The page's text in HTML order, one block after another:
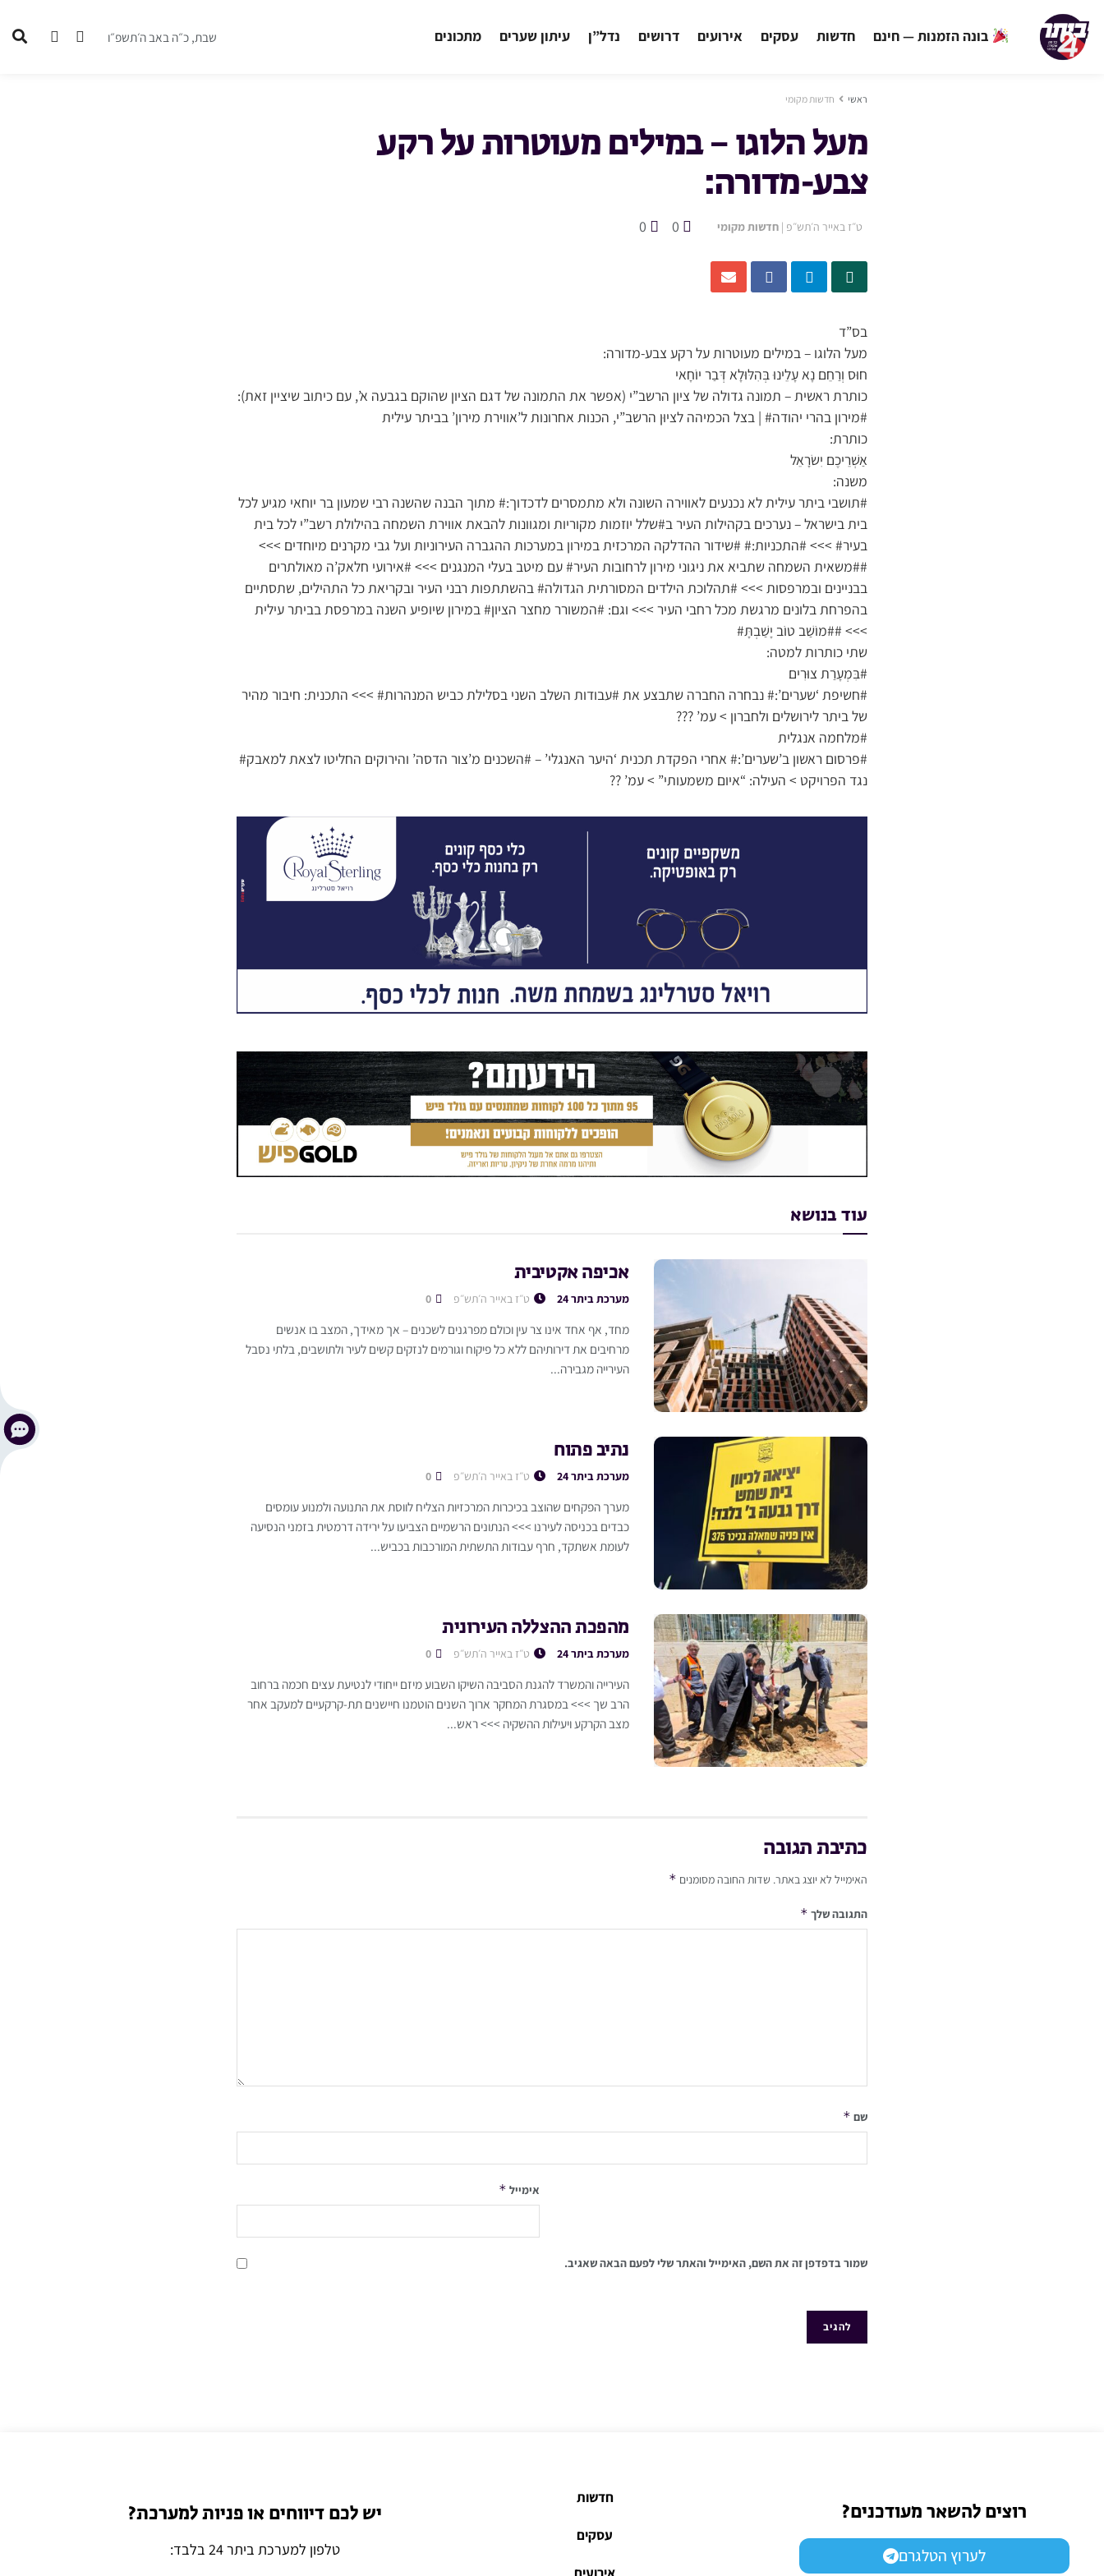
בונה הזמנות — חינם חדשות עסקים אירועים דרושים נדל”ן עיתון שערים מתכונים שבת, כ״ה באב ה׳תשפ״ו
ראשי חדשות מקומי
מעל הלוגו – במילים מעוטרות על רקע
צבע-מדורה:
ט״ז באייר ה׳תש״פ | חדשות מקומי 0
0
בס”ד
מעל הלוגו – במילים מעוטרות על רקע צבע-מדורה:
חוּס וְרַחֵם נָא עָלֵינוּ בְּהִלּוּלָא דְּבַר יוֹחָאי
כותרת ראשית – תמונה גדולה של ציון הרשב”י (אפשר את התמונה של דגם הציון שהוקם בגבעה א’, עם כיתוב שיציין זאת):
#מירון בהרי יהודה# | בצל הכמיהה לציוּן הרשב”י, הכנות אחרונות ל’אווירת מירון’ בביתר עילית
כותרת:
אַשְׁרֵיכֶם יִשׂרָאֵל
משנה:
#תושבי ביתר עילית לא נכנעים לאווירה השונה ולא מתמסרים לדכדוך:# מתוך הבנה שהשנה רבי שמעון בר יוחאי מגיע לכל
בית בישראל – נערכים בקהילות העיר ב#שלל יוזמות מקוריות ומגוונות להבאת אווירת השמחה בהילולת רשב”י לכל בית
בעיר# >>> #התכניות:# #שידור ההדלקה המרכזית במירון במערכות ההגברה העירוניות ועל גבי מקרנים מיוחדים >>>
##משאית השמחה שתביא את ניגוני מירון לרחובות העיר# עם מיטב בעלי המנגנים >>> #אירועי חלאק’ה מאולתרים
בבניינים ובמרפסות >>> #תהלוכת הילדים המסורתית הגדולה# בהשתתפות רבני העיר ובקריאת כל התהילים, שתסתיים
בהפרחת בלונים מרגשת מכל רחבי העיר >>> וגם: #המשורר מחצר הציון# במירון שיופיע השנה במרפסת בביתר עילית
>>> ##מוֹשַׁב טוֹב יָשַׁבְתָּ#
שתי כותרות למטה:
#בִּמְעָרַת צוּרִים
#חשיפת ‘שערים’:# נבחרה החברה שתבצע את #עבודות השלב השני בסלילת כביש המנהרות# >>> התכנית: חיבור מהיר
של ביתר לירושלים ולחברון > עמ’ ???
#מלחמה אנגלית
#פרסום ראשון ב’שערים’:# אחרי הפקדת תכנית ‘היער האנגלי’ – #השכנים מ’צור הדסה’ והירוקים החליטו לצאת למאבק#
נגד הפרויקט > העילה: “איום משמעותי” > עמ’ ??
עוד בנושא
אכיפה אקטיבית
מערכת ביתר 24 ט״ז באייר ה׳תש״פ
מחד, אף אחד אינו צר עין וכולם מפרגנים לשכנים – אך מאידך, המצב בו אנשים
מרחיבים את דירותיהם ללא כל פיקוח וגורמים לנזקים קשים לעיר ולתושבים, בלתי נסבל
העירייה מגבירה...
נתיב פתוח
מערכת ביתר 24 ט״ז באייר ה׳תש״פ
מערך הפקחים שהוצב בכיכרות המרכזיות הצליח לווסת את התנועה ולמנוע עומסים
כבדים בכניסה לעירנו >>> הנתונים הרשמיים הצביעו על ירידה דרמטית בזמני הנסיעה
לעומת אשתקד, חרף עבודות התשתית המורכבות בכביש...
מהפכת ההצללה העירונית
מערכת ביתר 24 ט״ז באייר ה׳תש״פ
העירייה והמשרד להגנת הסביבה השיקו השבוע מיזם ייחודי לנטיעת עצים חכמה ברחוב
הרב שך >>> במסגרת המחקר ארוך השנים הוטמנו חיישנים תת-קרקעיים למעקב אחר
מצב הקרקע ויעילות ההשקיה >>> ראש...
כתיבת תגובה
האימייל לא יוצג באתר. שדות החובה מסומנים *
התגובה שלך *
שם *
אימייל *
שמור בדפדפן זה את השם, האימייל והאתר שלי לפעם הבאה שאגיב.
רוצים להשאר מעודכנים?
לערוץ הטלגרם
חדשות
עסקים
יש לכם דיווחים או פניות למערכת?
טלפון למערכת ביתר 24 בלבד: